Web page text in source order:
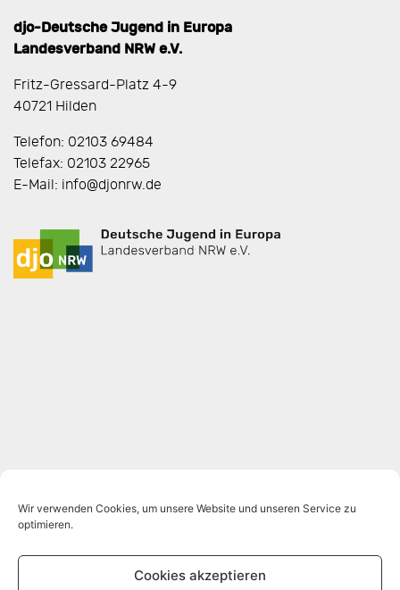
Wir verwenden Cookies, um unsere Website und unseren Service zu
optimieren.
Cookies akzeptieren
djo-Deutsche Jugend in Europa
Landesverband NRW e.V.
Fritz-Gressard-Platz 4-9
40721 Hilden
Telefon: 02103 69484
Telefax: 02103 22965
E-Mail: info@djonrw.de